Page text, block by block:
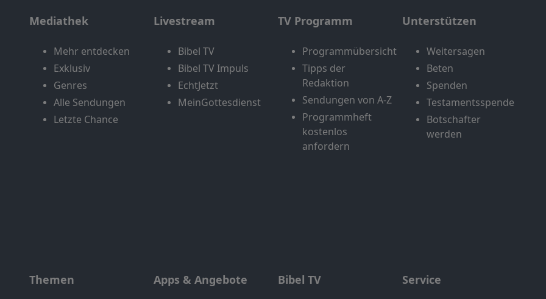
Mediathek
Mehr entdecken
Exklusiv
Genres
Alle Sendungen
Letzte Chance
Livestream
Bibel TV
Bibel TV Impuls
EchtJetzt
MeinGottesdienst
TV Programm
Programmübersicht
Tipps der
Redaktion
Sendungen von A-Z
Programmheft
kostenlos
anfordern
Unterstützen
Weitersagen
Beten
Spenden
Testamentsspende
Botschafter
werden
Themen Apps & Angebote Bibel TV Service